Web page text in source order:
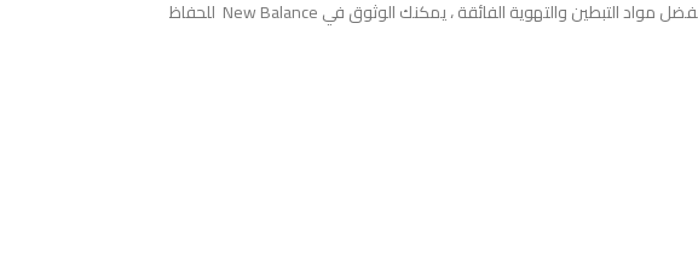
ادخل إلى الراحة والأناقة مع توازن جديد نيو بلانس . صُمم هذا الحذاء بمظهر عصري ليناسب أي ستايل ، ويتميز بقياس داعم للراحة طوال اليوم. بفضل مواد التبطين والتهوية الفائقة ، يمكنك الوثوق في New Balance للحفاظ